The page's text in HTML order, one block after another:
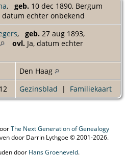
, geb. 10 dec 1890, Bergum
datum echter onbekend
, geb. 27 aug 1893,
ovl. Ja, datum echter
Den Haag
Gezinsblad | Familiekaart
The Next Generation of Genealogy
door Darrin Lythgoe © 2001-2026.
door Hans Groeneveld.